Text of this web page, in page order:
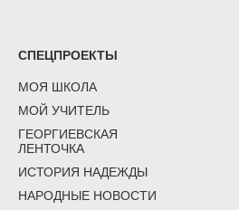
СПЕЦПРОЕКТЫ
МОЯ ШКОЛА
МОЙ УЧИТЕЛЬ
ГЕОРГИЕВСКАЯ
ЛЕНТОЧКА
ИСТОРИЯ НАДЕЖДЫ
НАРОДНЫЕ НОВОСТИ